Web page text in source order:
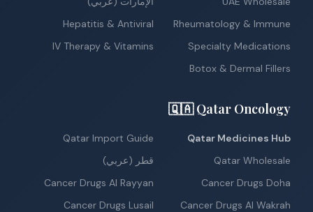
Rheumatology & Immune
Hepatitis & Antiviral
Specialty Medications
IV Therapy & Vitamins
Botox & Dermal Fillers
🇶🇦 Qatar Oncology
Qatar Medicines Hub
Qatar Import Guide
Qatar Wholesale
قطر (عربي)
Cancer Drugs Doha
Cancer Drugs Al Rayyan
Cancer Drugs Al Wakrah
Cancer Drugs Lusail